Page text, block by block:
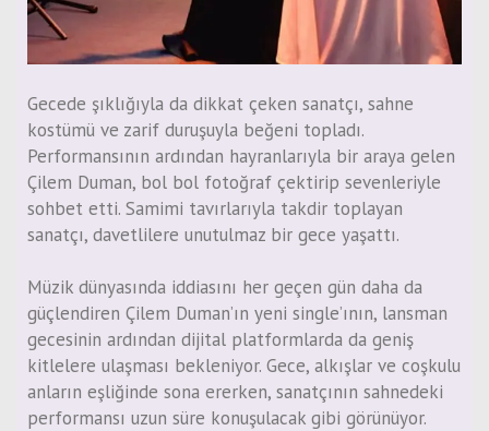
Gecede şıklığıyla da dikkat çeken sanatçı, sahne
kostümü ve zarif duruşuyla beğeni topladı.
Performansının ardından hayranlarıyla bir araya gelen
Çilem Duman, bol bol fotoğraf çektirip sevenleriyle
sohbet etti. Samimi tavırlarıyla takdir toplayan
sanatçı, davetlilere unutulmaz bir gece yaşattı.
Müzik dünyasında iddiasını her geçen gün daha da
güçlendiren Çilem Duman’ın yeni single’ının, lansman
gecesinin ardından dijital platformlarda da geniş
kitlelere ulaşması bekleniyor. Gece, alkışlar ve coşkulu
anların eşliğinde sona ererken, sanatçının sahnedeki
performansı uzun süre konuşulacak gibi görünüyor.